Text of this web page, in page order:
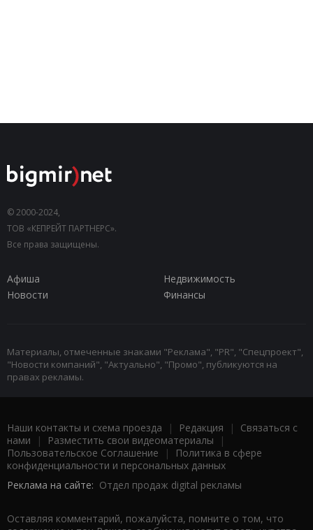
© 2000-2024,
ТОВ «КЕПРЕЙТ ПАРТНЕРС».
Все права защищены.
Афиша
Недвижимость
Новости
Финансы
Материалы, отмеченные знаками "Реклама", "PR", "Спецпроект",
"Новости компаний", "Актуально", "Промо", публикуются на
правах рекламы.
Наши контакты и схема проезда | Редакция | Связаться с
нами | Разместить свои видеоматериалы |
Пользовательское Соглашение |
Политика в сфере
конфиденциальности и персональных данных
Реклама на сайте: Отдел продаж digital рекламы
Оставляя комментарий, пожалуйста, помните о том, что